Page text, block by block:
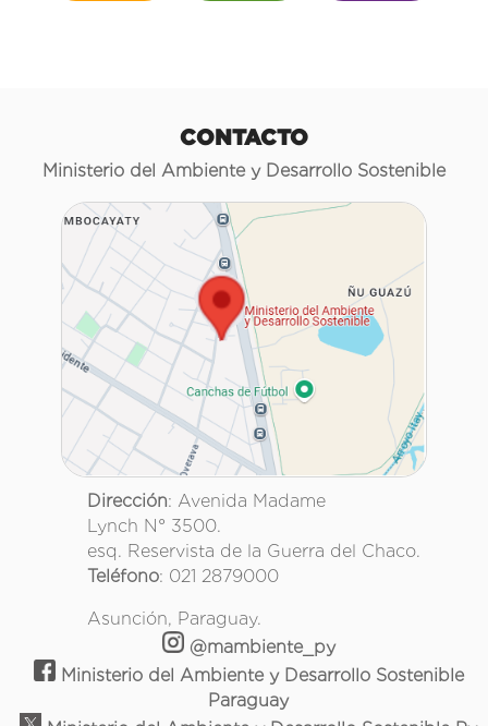
CONTACTO
Ministerio del Ambiente y Desarrollo Sostenible
Dirección: Avenida Madame
Lynch N° 3500.
esq. Reservista de la Guerra del Chaco.
Teléfono: 021 2879000
Asunción, Paraguay.
@mambiente_py
Ministerio del Ambiente y Desarrollo Sostenible
Paraguay